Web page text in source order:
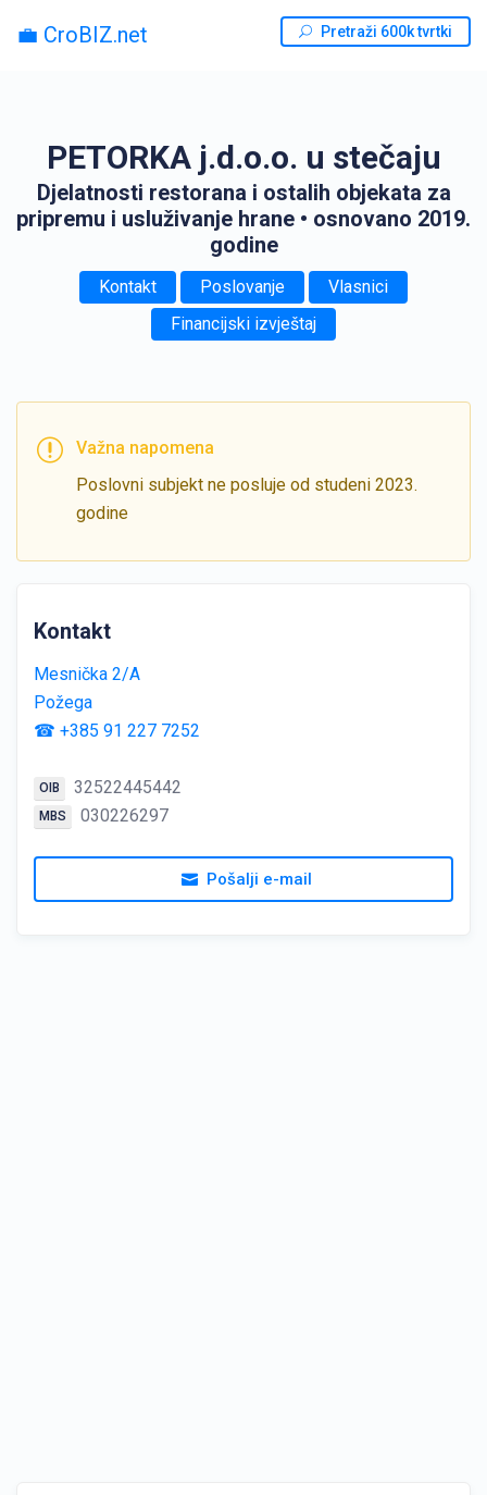
💼 CroBIZ.net Pretraži 600k tvrtki
PETORKA j.d.o.o. u stečaju
Djelatnosti restorana i ostalih objekata za
pripremu i usluživanje hrane • osnovano 2019.
godine
Kontakt Poslovanje
Vlasnici
Financijski izvještaj
Važna napomena
Poslovni subjekt ne posluje od studeni 2023.
godine
Kontakt
Mesnička 2/A
Požega
☎ +385 91 227 7252
OIB 32522445442
MBS 030226297
Pošalji e-mail